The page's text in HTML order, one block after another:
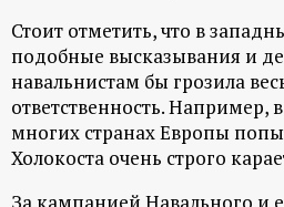
Стоит отметить, что в
подобные высказывания и
навальнистам бы грозила
ответственность. Например,
многих странах Европы
Холокоста очень строго
За кампанией Навального и